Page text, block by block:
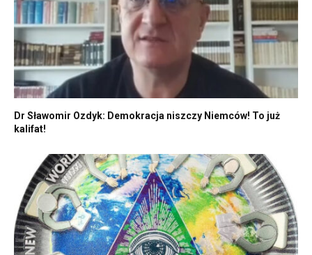
Dr Sławomir Ozdyk: Demokracja niszczy Niemców! To już
kalifat!